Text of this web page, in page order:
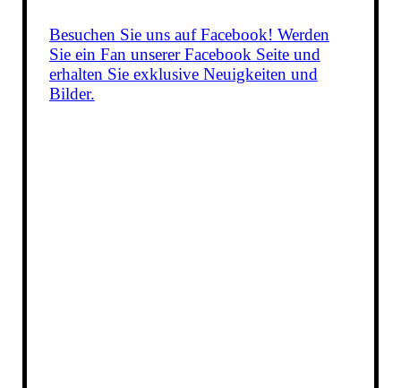
Besuchen Sie uns auf Facebook! Werden
Sie ein Fan unserer Facebook Seite und
erhalten Sie exklusive Neuigkeiten und
Bilder.